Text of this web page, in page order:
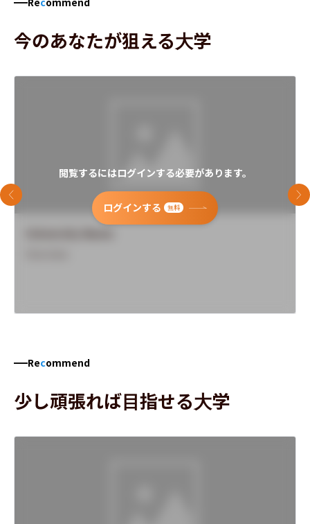
今のあなたが狙える大学
閲覧するにはログインする必要があります。
ログインする 無料
前のスライド 次
Recommend
少し頑張れば目指せる大学